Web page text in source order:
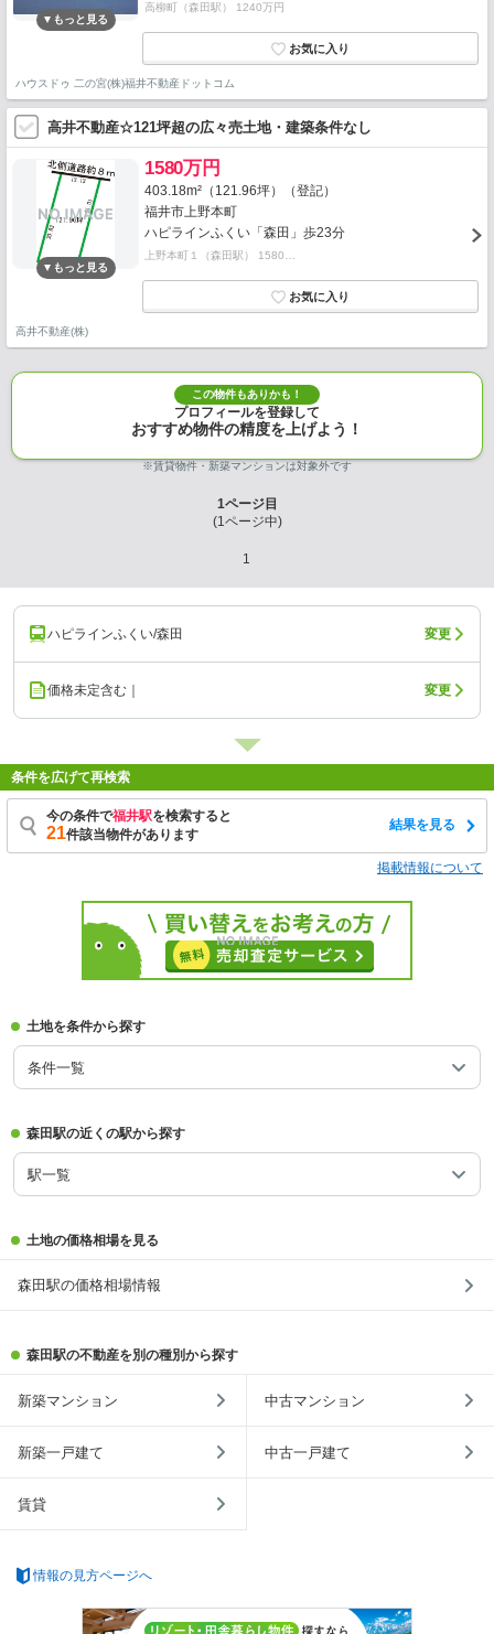
高柳町（森田駅） 1240万円
ハウスドゥ 二の宮(株)福井不動産ドットコム
高井不動産☆121坪超の広々売土地・建築条件なし
1580万円
403.18m²（121.96坪）（登記）
福井市上野本町
ハピラインふくい「森田」歩23分
上野本町１（森田駅） 1580…
高井不動産(株)
この物件もありかも！
プロフィールを登録して
おすすめ物件の精度を上げよう！
※賃貸物件・新築マンションは対象外です
1ページ目
(1ページ中)
1
ハピラインふくい/森田 変更
価格未定含む｜ 変更
条件を広げて再検索
今の条件で福井駅を検索すると
21件該当物件があります
結果を見る
掲載情報について
土地を条件から探す
条件一覧
森田駅の近くの駅から探す
駅一覧
土地の価格相場を見る
森田駅の価格相場情報
森田駅の不動産を別の種別から探す
新築マンション 中古マンション
新築一戸建て 中古一戸建て
賃貸
情報の見方ページへ